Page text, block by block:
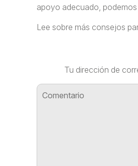
apoyo adecuado,
Lee sobre más consejos
Tu dirección de